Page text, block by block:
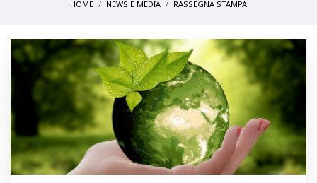
HOME NEWS E MEDIA RASSEGNA STAMPA